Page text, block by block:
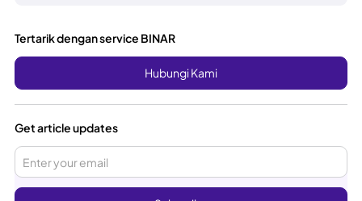
Tertarik dengan service BINAR
Hubungi Kami
Get article updates